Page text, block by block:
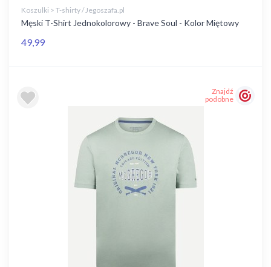
Koszulki > T-shirty / Jegoszafa.pl
Męski T-Shirt Jednokolorowy - Brave Soul - Kolor Miętowy
49,99
Znajdź
podobne